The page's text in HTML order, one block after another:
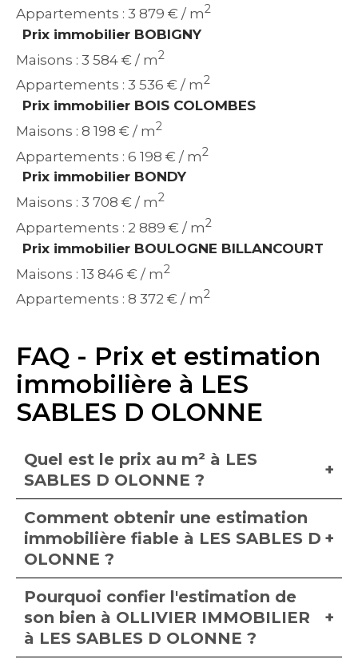
Appartements : 3 879 € / m2
Prix immobilier BOBIGNY
Maisons : 3 584 € / m2
Appartements : 3 536 € / m2
Prix immobilier BOIS COLOMBES
Maisons : 8 198 € / m2
Appartements : 6 198 € / m2
Prix immobilier BONDY
Maisons : 3 708 € / m2
Appartements : 2 889 € / m2
Prix immobilier BOULOGNE BILLANCOURT
Maisons : 13 846 € / m2
Appartements : 8 372 € / m2
FAQ - Prix et estimation
immobilière à LES
SABLES D OLONNE
Quel est le prix au m² à LES
SABLES D OLONNE ?
Comment obtenir une estimation
immobilière fiable à LES SABLES D
OLONNE ?
Pourquoi confier l'estimation de
son bien à OLLIVIER IMMOBILIER
à LES SABLES D OLONNE ?